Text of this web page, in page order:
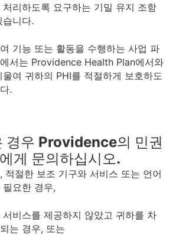
리하도록 요구하는 기밀 유지 조항
니다.
기능 또는 활동을 수행하는 사업 파
서는 Providence Health Plan에서와
여 귀하의 PHI를 적절하게 보호하도
.
경우 Providence의 민권
게 문의하십시오.
적절한 보조 기구와 서비스 또는 언어
요한 경우,
비스를 제공하지 않았고 귀하를 차
는 경우, 또는